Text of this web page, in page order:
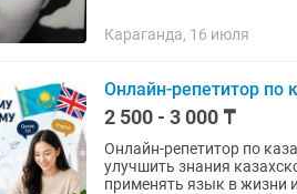
Караганда, 16 июля
Онлайн-репетитор по
2 500 - 3 000 ₸
Онлайн-репетитор по казахскому и
улучшить знания
применять язык в жизни